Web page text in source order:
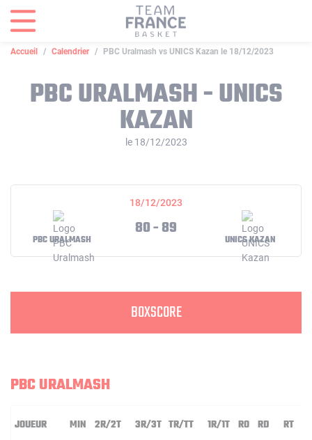
Accueil Calendrier PBC Uralmash vs UNICS Kazan le 18/12/2023
PBC URALMASH - UNICS
KAZAN
le 18/12/2023
18/12/2023
PBC URALMASH
80 - 89
UNICS KAZAN
BOXSCORE
PBC URALMASH
JOUEUR MIN 2R/2T 3R/3T TR/TT 1R/1T RO RD RT
Panneau de gestion des cookies